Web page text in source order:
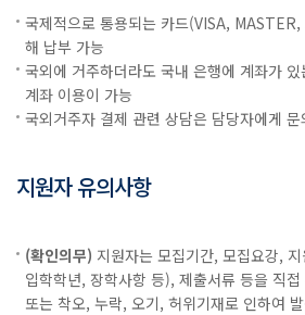
국제적으로 통용되는 카드(VISA,
해 납부 가능
국외에 거주하더라도 국내 은행에 계좌가
계좌 이용이 가능
국외거주자 결제 관련 상담은 담당자에게
지원자 유의사항
(확인의무) 지원자는 모집기간, 모집요강,
입학학년, 장학사항 등), 제출서류 등을 직
또는 착오, 누락, 오기, 허위기재로 인하여